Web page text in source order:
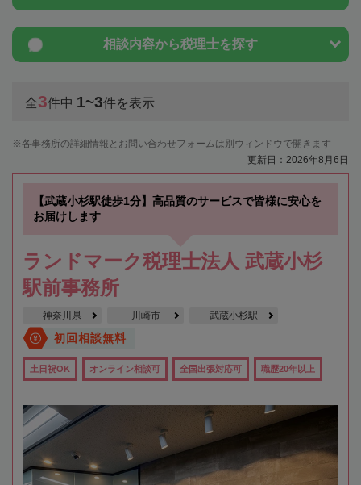
相談内容から税理士を探す
全3件中 1~3件を表示
各事務所の詳細情報とお問い合わせフォームは別ウィンドウで開きます
更新日：2026年8月6日
【武蔵小杉駅徒歩1分】高品質のサービスで皆様に安心を
お届けします
ランドマーク税理士法人 武蔵小杉
駅前事務所
神奈川県 川崎市 武蔵小杉駅
初回相談無料
土日祝OK オンライン相談可 全国出張対応可 職歴20年以上